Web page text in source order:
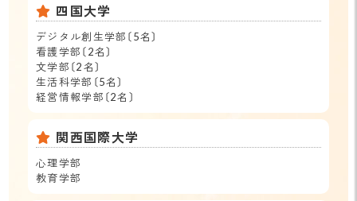
四国大学
デジタル創生学部〔5名〕
看護学部〔2名〕
文学部〔2名〕
生活科学部〔5名〕
経営情報学部〔2名〕
関西国際大学
心理学部
教育学部